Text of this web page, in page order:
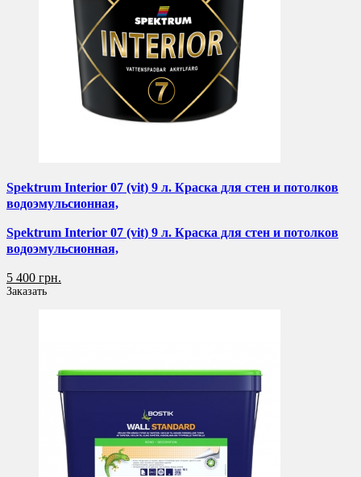
Spektrum Interior 07 (vit) 9 л. Краска для стен и потолков
водоэмульсионная,
Spektrum Interior 07 (vit) 9 л. Краска для стен и потолков
водоэмульсионная,
5 400 грн.
Заказать